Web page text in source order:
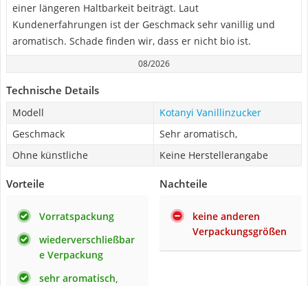
einer längeren Haltbarkeit beiträgt. Laut
Kundenerfahrungen ist der Geschmack sehr vanillig und
aromatisch. Schade finden wir, dass er nicht bio ist.
08/2026
Technische Details
Modell
Kotanyi Vanillinzucker
Geschmack
Sehr aromatisch,
Ohne künstliche
Keine Herstellerangabe
Vorteile
Vorratspackung
wiederverschließbar
e Verpackung
sehr aromatisch,
Nachteile
keine anderen
Verpackungsgrößen